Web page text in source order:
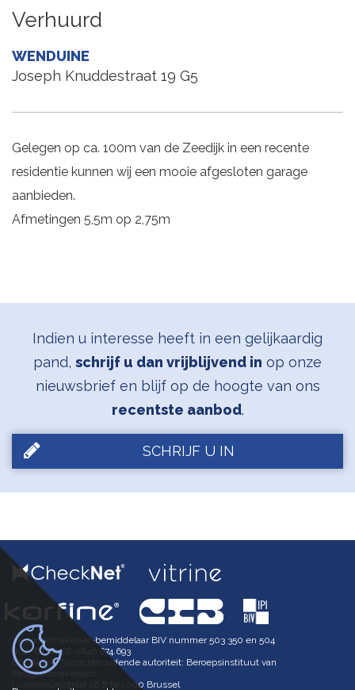
Verhuurd
WENDUINE
Joseph Knuddestraat 19 G5
Gelegen op ca. 100m van de Zeedijk in een recente
residentie kunnen wij een mooie afgesloten garage
aanbieden.
Afmetingen 5,5m op 2,75m
Indien u interesse heeft in een gelijkaardig
pand, schrijf u dan vrijblijvend in op onze
nieuwsbrief en blijf op de hoogte van ons
recentste aanbod.
SCHRIJF U IN
Vastgoedmakelaar-bemiddelaar BIV nummer 503 350 en 504
602, BTW-BE 0846.674.693
BIV België Toezichthoudende autoriteit: Beroepsinstituut van
Vastgoedmakelaars,
Luxemburgstraat 16 B te 1000 Brussel